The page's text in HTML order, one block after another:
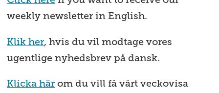
weekly newsletter in English.
Klik her, hvis du vil modtage vores
ugentlige nyhedsbrev på dansk.
Klicka härom du vill få vårt veckovisa